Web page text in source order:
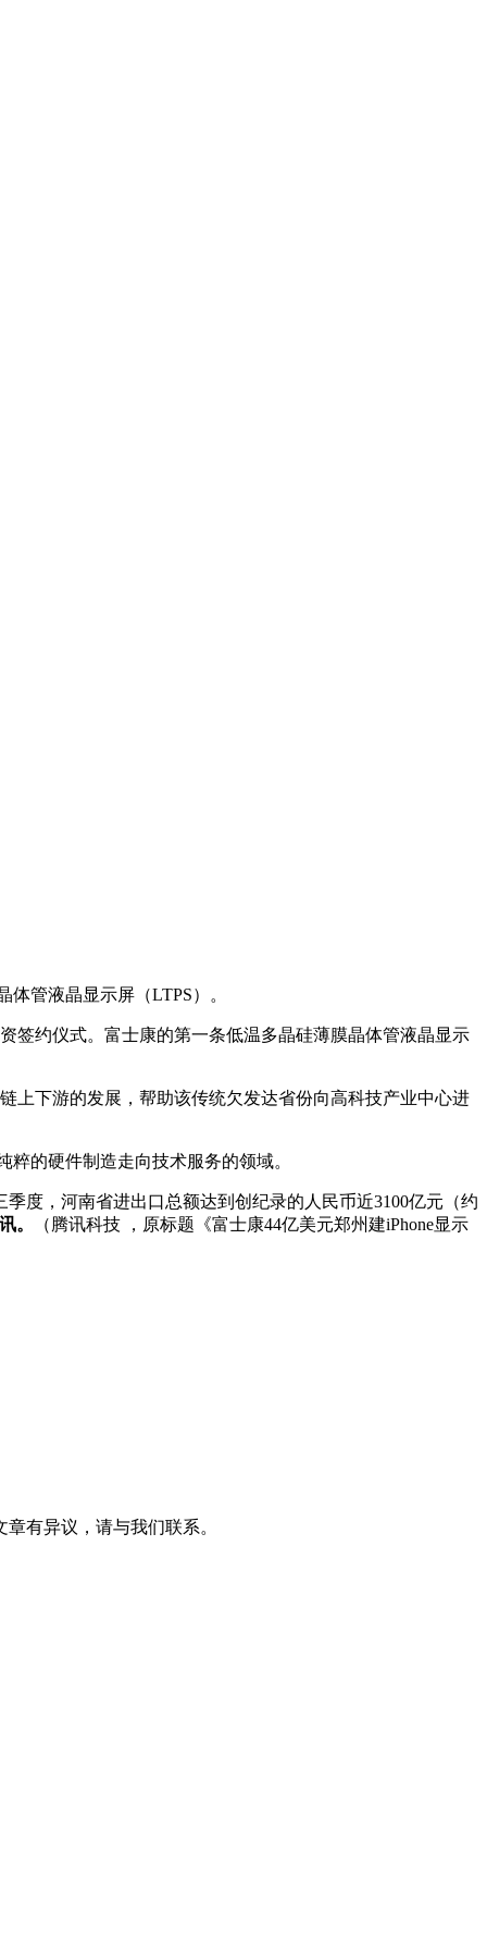
体管液晶显示屏（LTPS）。
约仪式。富士康的第一条低温多晶硅薄膜晶体管液晶显示
下游的发展，帮助该传统欠发达省份向高科技产业中心进
的硬件制造走向技术服务的领域。
度，河南省进出口总额达到创纪录的人民币近3100亿元（约
。
（腾讯科技 ，原标题《富士康44亿美元郑州建iPhone显示
有异议，请与我们联系。